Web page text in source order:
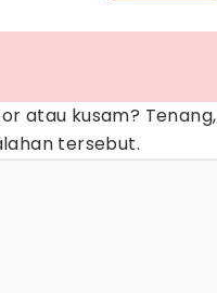
atau kusam? Tenang,
tersebut.